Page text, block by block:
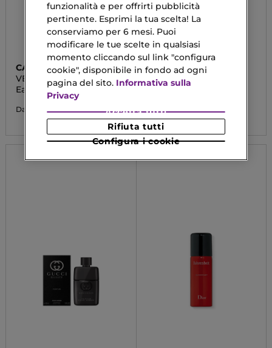
CAROLINA HERRERA
VERY GOOD GIRL
Eau De Parfum
Da 141,90 €
SISLEY
EAU CAMPAGNE
Eau De Toilette
82,02 €
funzionalità e per offrirti pubblicità
pertinente. Esprimi la tua scelta! La
conserviamo per 6 mesi. Puoi
modificare le tue scelte in qualsiasi
momento cliccando sul link "configura
cookie", disponibile in fondo ad ogni
pagina del sito. Informativa sulla
Privacy
Configura i cookie
Rifiuta tutti
Accetta tutti